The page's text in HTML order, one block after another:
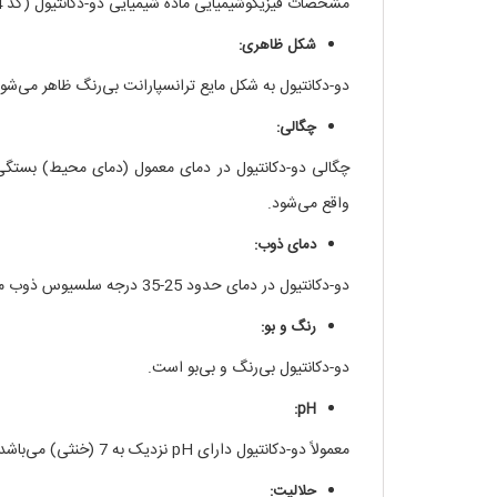
شکل ظاهری:
دو-دکانتیول به شکل مایع ترانسپارانت بی‌رنگ ظاهر
چگالی:
واقع می‌شود.
دمای ذوب:
دو-دکانتیول در دمای حدود 25-35 درجه سلسیوس ذوب می‌شود.
رنگ و بو:
دو-دکانتیول بی‌رنگ و بی‌بو است.
pH:
معمولاً دو-دکانتیول دارای pH نزدیک به 7 (خنثی) می‌باشد.
حلالیت: